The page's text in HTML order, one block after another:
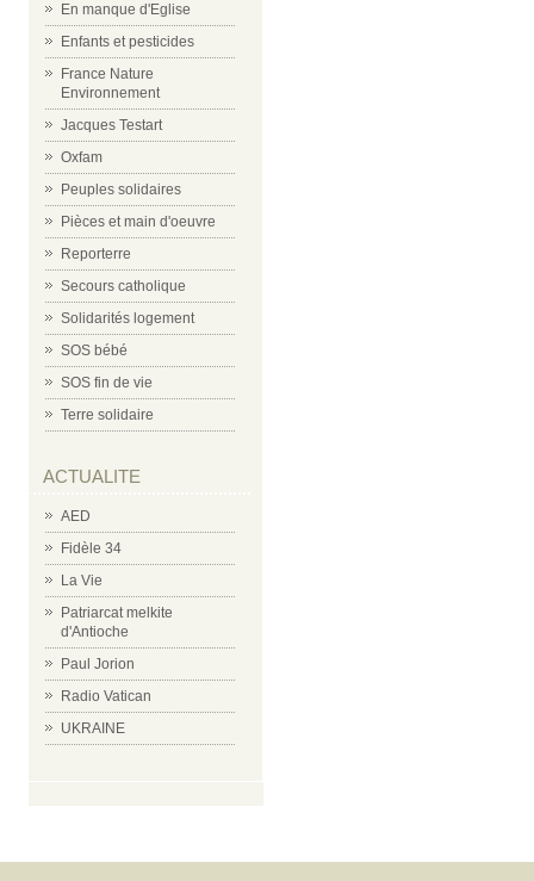
En manque d'Eglise
Enfants et pesticides
France Nature
Environnement
Jacques Testart
Oxfam
Peuples solidaires
Pièces et main d'oeuvre
Reporterre
Secours catholique
Solidarités logement
SOS bébé
SOS fin de vie
Terre solidaire
ACTUALITE
AED
Fidèle 34
La Vie
Patriarcat melkite
d'Antioche
Paul Jorion
Radio Vatican
UKRAINE